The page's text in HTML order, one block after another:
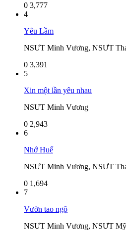
0 3,777
4
Yêu Lầm
NSƯT Minh Vương, NSƯT
0 3,391
5
Xin một lần yêu nhau
NSƯT Minh Vương
0 2,943
6
Nhớ Huế
NSƯT Minh Vương, NSƯT
0 1,694
7
Vườn tao ngộ
NSƯT Minh Vương, NSƯT